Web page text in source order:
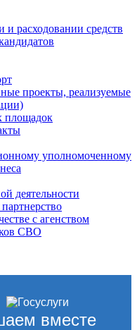
расходовании средств
проекты, реализуемые
площадок
уполномоченному
деятельности
с агенством
СВО
вместе